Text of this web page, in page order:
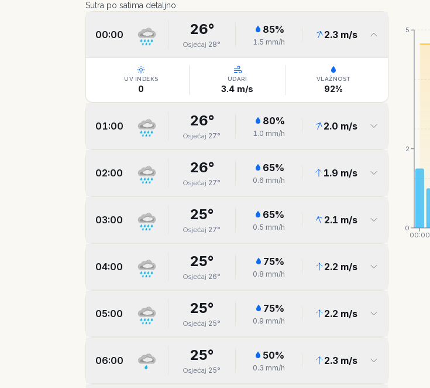
Sutra po satima detaljno
00:00 26°
Osjećaj 28°
85%
1.5 mm/h
2.3m/s
UV INDEKS
0
UDARI
3.4 m/s
VLAŽNOST
92%
01:00 26°
Osjećaj 27°
80%
1.0 mm/h
2.0 m/s
02:00 26°
Osjećaj 27°
65%
0.6 mm/h
1.9 m/s
03:00 25°
Osjećaj 27°
65%
0.5 mm/h
2.1 m/s
04:00 25°
Osjećaj 26°
75%
0.8 mm/h
2.2 m/s
05:00 25°
Osjećaj 25°
75%
0.9 mm/h
2.2 m/s
06:00 25°
Osjećaj 25°
50%
0.3 mm/h
2.3m/s
00:00
0
2
5